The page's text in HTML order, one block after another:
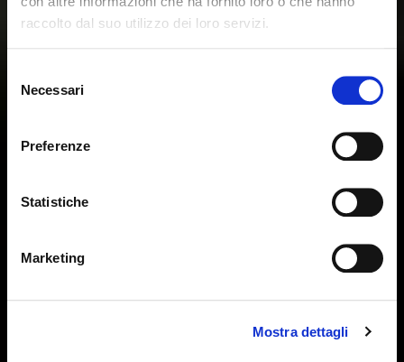
raccolto dal suo utilizzo dei loro servizi.
delNecessari
Preferenze
Statistiche
Marketing
Mostra dettagli
depuis un autre pays
Vous consultez actuellement le site Calligaris pour
France. Souhaitez-vous passer au site en États-Unis ?
Erreur de Connexion Fermer
pas que le mot de passe est sensible à la casse.